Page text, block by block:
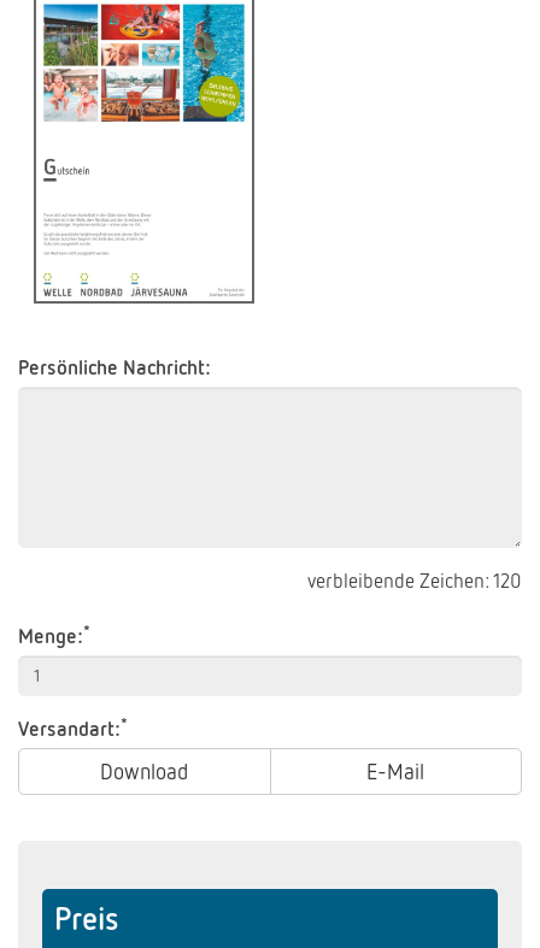
Persönliche Nachricht:
verbleibende Zeichen:120
Menge:*
Versandart:*
Download E-Mail
Preis